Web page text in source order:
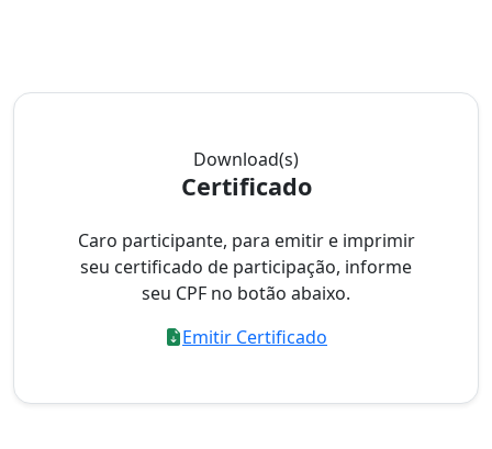
Download(s)
Certificado
Caro participante, para emitir e imprimir
seu certificado de participação, informe
seu CPF no botão abaixo.
Emitir Certificado